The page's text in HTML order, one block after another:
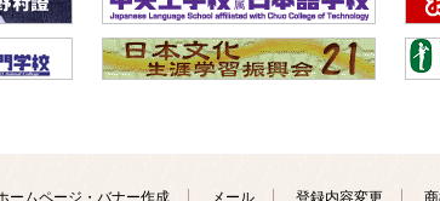
ームページ・バナー作成 メール 登録内容変更